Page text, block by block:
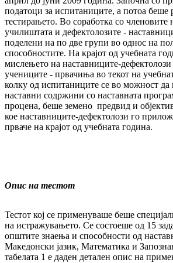
податоци за испитаниците, а потоа беше
тестирањето. Во соработка со
училиштата и дефектолозите -
поделени на по две групи во однос на
способностите. На крајот од учебната
мислењето на наставниците-дефектолози
учениците - првачиња во текот на
колку од испитаниците се во можност да
наставни содржини со наставната
процена, беше земено предвид и
кое наставниците-дефектолози го
прваче на крајот од учебната година.
Опис на тестот
Тестот кој се применуваше беше
на истражувањето. Се состоеше од 15
општите знаења и способности од
Македонски јазик, Математика и
табелата 1 е даден детален опис на